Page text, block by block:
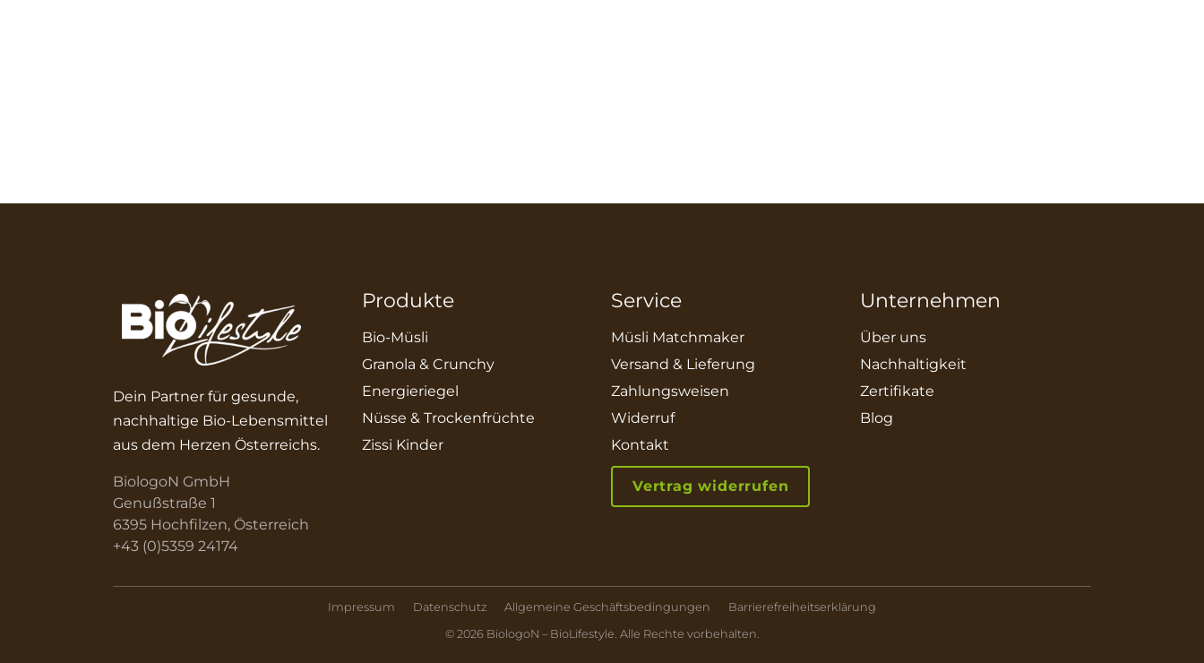
Dein Partner für gesunde,
nachhaltige Bio-Lebensmittel
aus dem Herzen Österreichs.
BiologoN GmbH
Genußstraße 1
6395 Hochfilzen, Österreich
+43 (0)5359 24174
Produkte
Bio-Müsli
Granola & Crunchy
Energieriegel
Nüsse & Trockenfrüchte
Zissi Kinder
Service
Müsli Matchmaker
Versand & Lieferung
Zahlungsweisen
Widerruf
Kontakt
Vertrag widerrufen
Unternehmen
Über uns
Nachhaltigkeit
Zertifikate
Blog
Impressum Datenschutz Allgemeine Geschäftsbedingungen
Barrierefreiheitserklärung
© 2026 BiologoN – BioLifestyle. Alle Rechte vorbehalten.